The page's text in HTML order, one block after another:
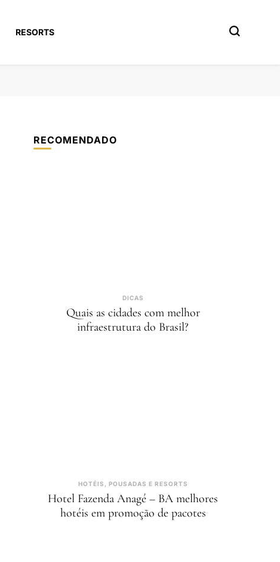
RESORTS
RECOMENDADO
DICAS
Quais as cidades com melhor
infraestrutura do Brasil?
HOTÉIS, POUSADAS E RESORTS
Hotel Fazenda Anagé – BA melhores
hotéis em promoção de pacotes